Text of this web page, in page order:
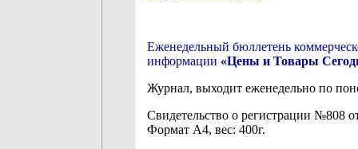
Еженедельный бюллетень
информации «Цены и Товары
Журнал, выходит еженедельно по
Свидетельство о регистрации №808
Формат А4, вес: 400г.